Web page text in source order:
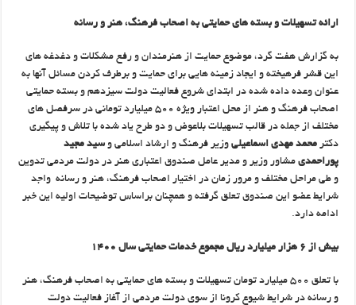
ارائه تسهیلات و بسته های حمایتی به اصحاب فرهنگ، هنر و رسانه
به گزارش هفت گرد، موضوع حمایت از هنرمندان و رفع مشکلات و دغدغه های
این قشر فرهیخته و ایجاد زمینه هایی برای حمایت و برطرف کردن مسائل آنها به
عنوان وعده داده شده در ابتدای شروع فعالیت دولت سیزدهم و بسته حمایتی
اصحاب فرهنگ و هنر از محل اعتبار ویژه ۵۰۰ میلیارد تومانی در سرفصل های
مختلف از جمله در قالب تسهیلات بلاعوض و دو طرح یاد شده با تلاش و پیگیری
دکترمحمد مهدی اسماعیلی وزیر فرهنگ و ارشاد اسلامی و سید مجید
پوراحمدیمشاور وزیر و مدیر عامل صندوق اعتباری هنر در دولت مردمی تدوین
و طی مراحل مختلف و مرور زمان در اختیار اصحاب فرهنگ، هنر و رسانه واجد
شرایط عضو این صندوق تعلق گرفته و همچنان براساس توضیحات اولیه این خبر
ادامه دارد.
بیش از ۶ هزار میلیارد ریال مجموع خدمات حمایتی سال ۱۴۰۰
با تعلق ۵۰۰ میلیارد تومان تسهیلات و بسته های حمایتی به اصحاب فرهنگ، هنر
و رسانه در شرایط شیوع کرونا از سوی دولت مردمی از آغاز فعالیت دولت